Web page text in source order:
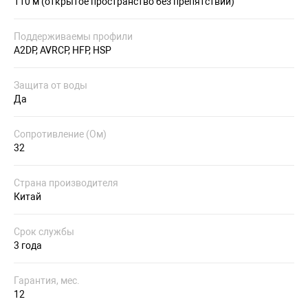
Поддерживаемы профили
A2DP, AVRCP, HFP, HSP
Защита от воды
Да
Сопротивление (Ом)
32
Страна производителя
Китай
Срок службы
3 года
Гарантия, мес.
12